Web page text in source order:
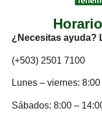
¿Necesitas ayuda?
(+503) 2501 7100
Lunes – viernes:
Sábados: 8:00 –